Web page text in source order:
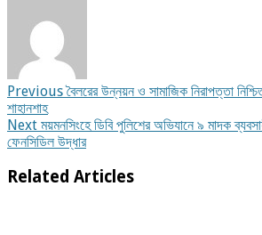
Previousবৈলরের উন্নয়ন ও সামাজিক নিরাপত্তা
শাহানশাহ
Next ময়মনসিংহে ডিবি পুলিশের অভিযানে ৯ মাদক
ফেনসিডিল উদ্ধার
Related Articles